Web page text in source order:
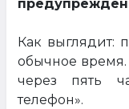
Как выглядит:
обычное время.
через пять
телефон».